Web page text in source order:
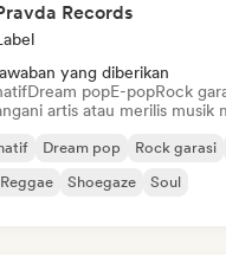
Records
yang diberikan
Dream popE-popRock
artis atau merilis musik
Dream pop Rock garasi
Reggae Shoegaze Soul